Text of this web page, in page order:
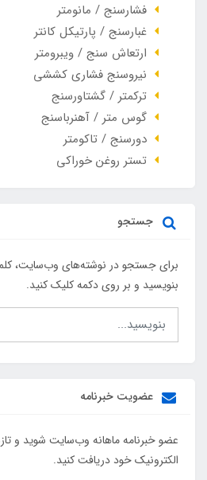
فشارسنج / مانومتر
غبارسنج / پارتیکل کانتر
ارتعاش سنج / ویبرومتر
نیروسنج فشاری کششی
ترکمتر / گشتاورسنج
گوس متر / آهنرباسنج
دورسنج / تاکومتر
تستر روغن خوراکی
جستجو
برای جستجو در نوشته‌های وب‌سایت،
بنویسید و بر روی دکمه کلیک کنید.
عضویت خبرنامه
عضو خبرنامه ماهانه وب‌سایت شوید و
الکترونیک خود دریافت کنید.